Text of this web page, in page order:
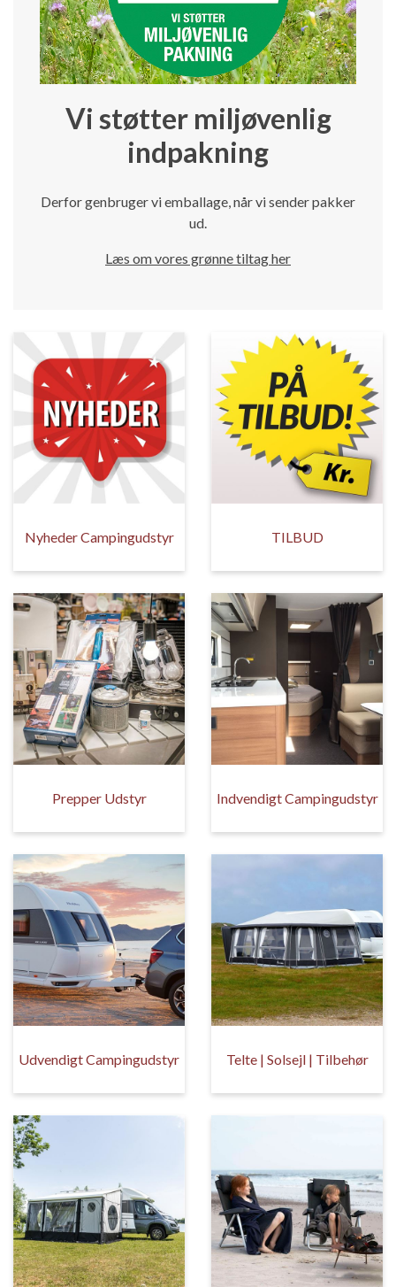
Vi støtter miljøvenlig
indpakning
Derfor genbruger vi emballage, når vi sender pakker
ud.
Læs om vores grønne tiltag her
Nyheder Campingudstyr TILBUD
Prepper Udstyr Indvendigt Campingudstyr
Udvendigt Campingudstyr Telte | Solsejl | Tilbehør